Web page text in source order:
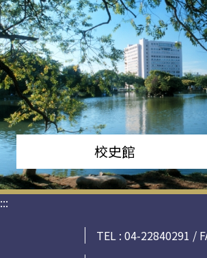
校史館
:::
TEL : 04-22840291 /